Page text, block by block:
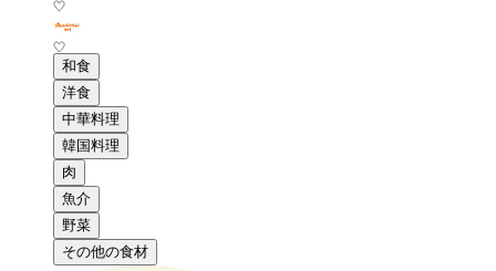
和食
洋食
中華料理
韓国料理
肉
魚介
野菜
その他の食材